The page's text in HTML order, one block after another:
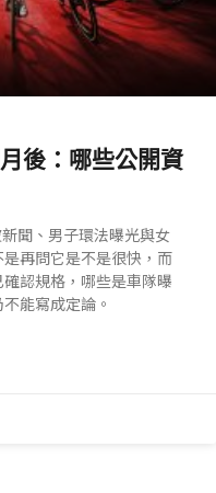
後：哪些公開資
聞、男子環法曝光與女
再問它是不是很快，而
認規格，哪些是車隊曝
能寫成定論。